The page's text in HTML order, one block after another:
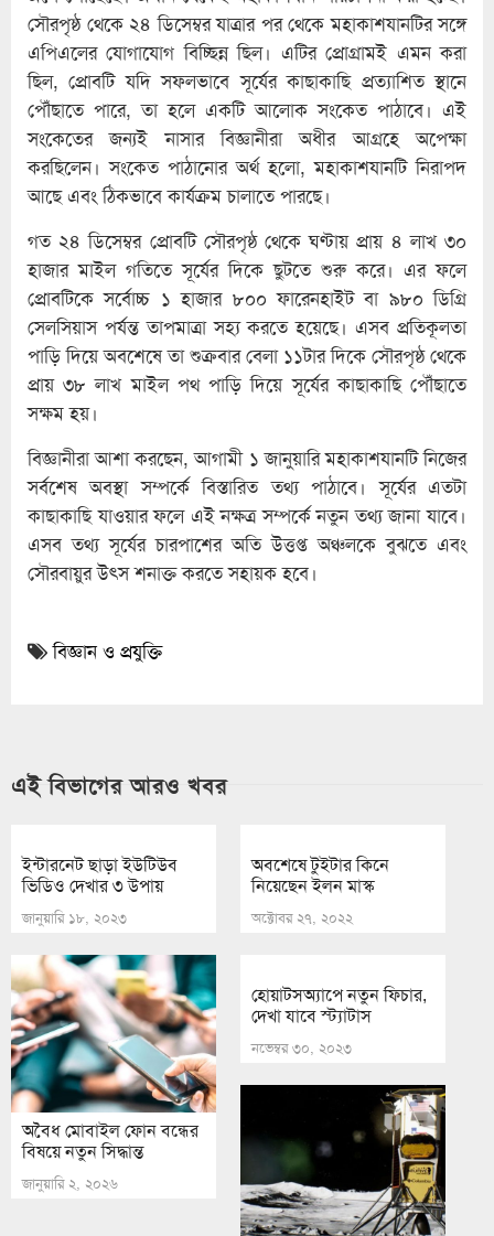
সৌরপৃষ্ঠ থেকে ২৪ ডিসেম্বর যাত্রার পর থেকে মহাকাশযানটির সঙ্গে
এপিএলের যোগাযোগ বিচ্ছিন্ন ছিল। এটির প্রোগ্রামই এমন করা
ছিল, প্রোবটি যদি সফলভাবে সূর্যের কাছাকাছি প্রত্যাশিত স্থানে
পৌঁছাতে পারে, তা হলে একটি আলোক সংকেত পাঠাবে। এই
সংকেতের জন্যই নাসার বিজ্ঞানীরা অধীর আগ্রহে অপেক্ষা
করছিলেন। সংকেত পাঠানোর অর্থ হলো, মহাকাশযানটি নিরাপদ
আছে এবং ঠিকভাবে কার্যক্রম চালাতে পারছে।
গত ২৪ ডিসেম্বর প্রোবটি সৌরপৃষ্ঠ থেকে ঘণ্টায় প্রায় ৪ লাখ ৩০
হাজার মাইল গতিতে সূর্যের দিকে ছুটতে শুরু করে। এর ফলে
প্রোবটিকে সর্বোচ্চ ১ হাজার ৮০০ ফারেনহাইট বা ৯৮০ ডিগ্রি
সেলসিয়াস পর্যন্ত তাপমাত্রা সহ্য করতে হয়েছে। এসব প্রতিকূলতা
পাড়ি দিয়ে অবশেষে তা শুক্রবার বেলা ১১টার দিকে সৌরপৃষ্ঠ থেকে
প্রায় ৩৮ লাখ মাইল পথ পাড়ি দিয়ে সূর্যের কাছাকাছি পৌঁছাতে
সক্ষম হয়।
বিজ্ঞানীরা আশা করছেন, আগামী ১ জানুয়ারি মহাকাশযানটি নিজের
সর্বশেষ অবস্থা সম্পর্কে বিস্তারিত তথ্য পাঠাবে। সূর্যের এতটা
কাছাকাছি যাওয়ার ফলে এই নক্ষত্র সম্পর্কে নতুন তথ্য জানা যাবে।
এসব তথ্য সূর্যের চারপাশের অতি উত্তপ্ত অঞ্চলকে বুঝতে এবং
সৌরবায়ুর উৎস শনাক্ত করতে সহায়ক হবে।
বিজ্ঞান ও প্রযুক্তি
এই বিভাগের আরও খবর
ইন্টারনেট ছাড়া ইউটিউব
ভিডিও দেখার ৩ উপায়
জানুয়ারি ১৮, ২০২৩
অবশেষে টুইটার কিনে
নিয়েছেন ইলন মাস্ক
অক্টোবর ২৭, ২০২২
অবৈধ মোবাইল ফোন বন্ধের
বিষয়ে নতুন সিদ্ধান্ত
জানুয়ারি ২, ২০২৬
হোয়াটসঅ্যাপে নতুন ফিচার,
দেখা যাবে স্ট্যাটাস
নভেম্বর ৩০, ২০২৩